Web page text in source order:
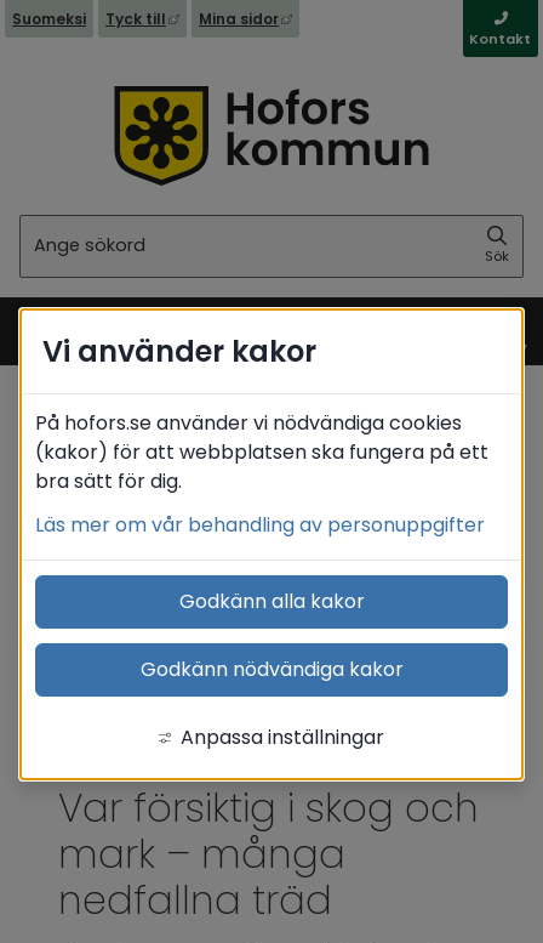
Suomeksi Tyck till Länk till annan webbplats, öppnas i nytt
Mina sidor Länk till annan webbplats,
Kontakt
Sök
Meny
Startsida
Var försiktig i skog och
mark – många
nedfallna träd
Vi använder kakor
På hofors.se använder vi nödvändiga cookies
(kakor) för att webbplatsen ska fungera på ett
bra sätt för dig.
Läs mer om vår behandling av personuppgifter
Godkänn alla kakor
Godkänn nödvändiga kakor
Anpassa inställningar